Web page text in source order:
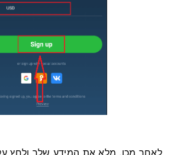
לאחר מכן, מלא את המידע שלך ולחץ